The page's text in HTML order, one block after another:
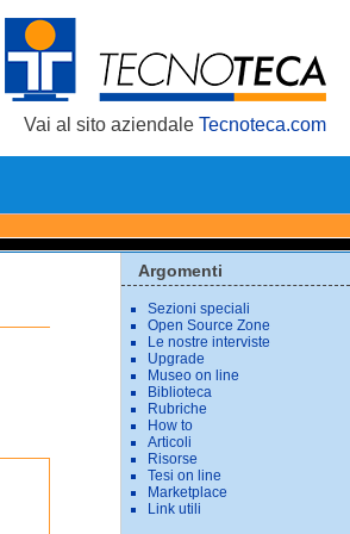
Vai al sito aziendale Tecnoteca.com
Argomenti
Sezioni speciali
Open Source Zone
Le nostre interviste
Upgrade
Museo on line
Biblioteca
Rubriche
How to
Articoli
Risorse
Tesi on line
Marketplace
Link utili